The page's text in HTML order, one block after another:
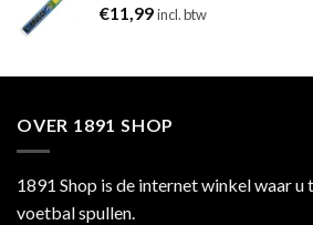
€11,99incl. btw
OVER 1891 SHOP
1891 Shop is de internet winkel waar
voetbal spullen.